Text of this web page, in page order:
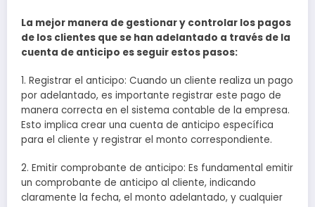
La mejor manera de gestionar y controlar los pagos
de los clientes que se han adelantado a través de la
cuenta de anticipo es seguir estos pasos:
1. Registrar el anticipo: Cuando un cliente realiza un pago
por adelantado, es importante registrar este pago de
manera correcta en el sistema contable de la empresa.
Esto implica crear una cuenta de anticipo específica
para el cliente y registrar el monto correspondiente.
2. Emitir comprobante de anticipo: Es fundamental emitir
un comprobante de anticipo al cliente, indicando
claramente la fecha, el monto adelantado, y cualquier